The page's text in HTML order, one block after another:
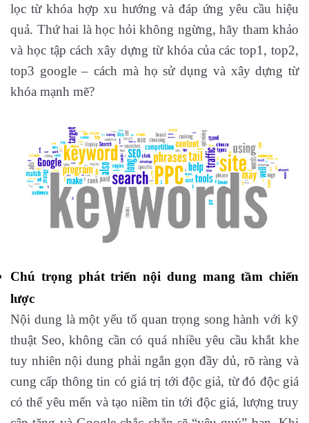
lọc từ khóa hợp xu hướng và đáp ứng yêu cầu hiệu
quả. Thứ hai là học hỏi không ngừng, hãy tham khảo
và học tập cách xây dựng từ khóa của các top1, top2,
top3 google – cách mà họ sử dụng và xây dựng từ
khóa mạnh mẽ?
Chú trọng phát triển nội dung mang tầm chiến
lược
Nội dung là một yếu tố quan trọng song hành với kỹ
thuật Seo, không cần có quá nhiều yêu cầu khắt khe
tuy nhiên nội dung phải ngắn gọn đầy dủ, rõ ràng và
cung cấp thông tin có giá trị tới độc giả, từ đó độc giá
có thể yêu mến và tạo niềm tin tới độc giá, lượng truy